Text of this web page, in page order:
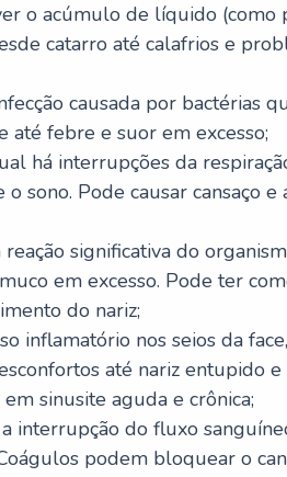
o acúmulo de líquido (como
catarro até calafrios e
causada por bactérias
até febre e suor em excesso;
há interrupções da
sono. Pode causar cansaço e
significativa do
em excesso. Pode ter
do nariz;
inflamatório nos seios da
até nariz entupido
sinusite aguda e crônica;
interrupção do fluxo
podem bloquear o